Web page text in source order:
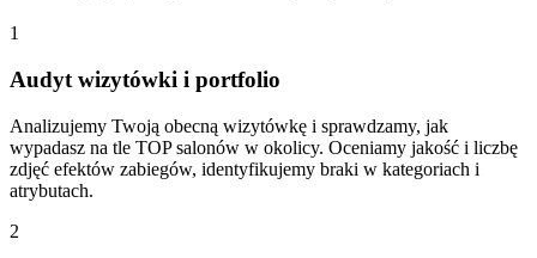
1
Audyt wizytówki i portfolio
Analizujemy Twoją obecną wizytówkę i sprawdzamy, jak
wypadasz na tle TOP salonów w okolicy. Oceniamy jakość i liczbę
zdjęć efektów zabiegów, identyfikujemy braki w kategoriach i
atrybutach.
2